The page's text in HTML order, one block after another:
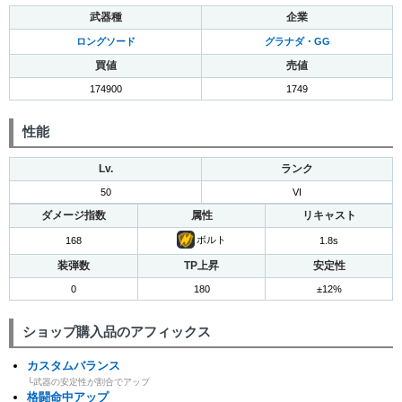
武器種 企業
ロングソード グラナダ・GG
買値 売値
174900 1749
性能
Lv. ランク
50 VI
ダメージ指数 属性 リキャスト
168 ボルト 1.8s
装弾数 TP上昇 安定性
0 180 ±12%
ショップ購入品のアフィックス
カスタムバランス
└武器の安定性が割合でアップ
格闘命中アップ